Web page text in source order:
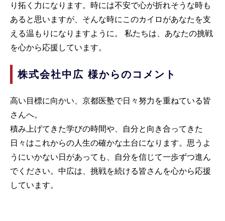
り拓く力になります。時には不安で心が折れそうな時も
あると思いますが、そんな時にこのカイロがあなたを支
える温もりになりますように。 私たちは、あなたの挑戦
を心から応援しています。
株式会社中広 様からのコメント
高い目標に向かい、京都医塾で日々努力を重ねている皆
さんへ。
積み上げてきた学びの時間や、自分と向き合ってきた
日々はこれからの人生の確かな土台になります。思うよ
うにいかない日があっても、自分を信じて一歩ずつ進ん
でください。中広は、挑戦を続ける皆さんを心から応援
しています。